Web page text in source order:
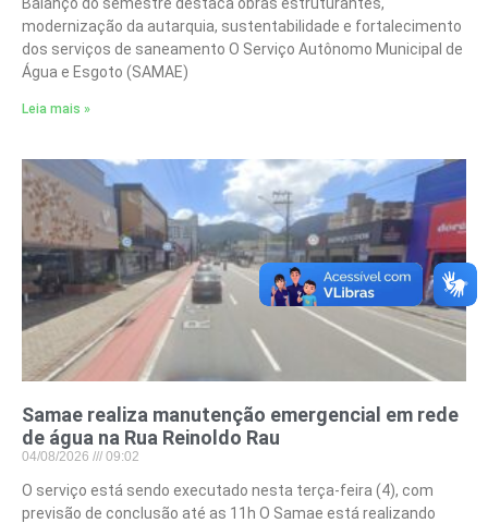
modernização da autarquia, sustentabilidade e fortalecimento
dos serviços de saneamento O Serviço Autônomo Municipal de
Água e Esgoto (SAMAE)
Leia mais »
Samae realiza manutenção emergencial em rede
de água na Rua Reinoldo Rau
04/08/2026 09:02
O serviço está sendo executado nesta terça-feira (4), com
previsão de conclusão até as 11h O Samae está realizando